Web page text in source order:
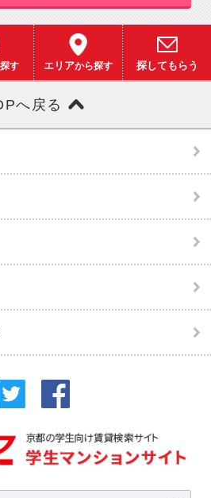
す エリアから探す 探してもらう
へ戻る